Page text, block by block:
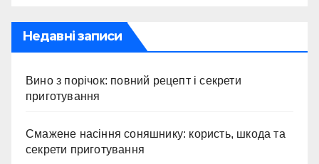
Недавні записи
Вино з порічок: повний рецепт і секрети
приготування
Смажене насіння соняшнику: користь, шкода та
секрети приготування